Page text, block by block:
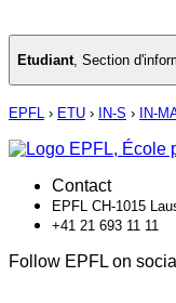
Etudiant, Section
EPFL › ETU › IN-S › IN-
Contact
EPFL CH-1015
+41 21 693 11 11
Follow EPFL on